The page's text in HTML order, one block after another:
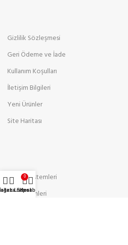
Gizlilik Sözleşmesi
Geri Ödeme ve İade
Kullanım Koşulları
İletişim Bilgileri
Yeni Ürünler
Site Haritası
Bariyer Sistemleri
Ses Sistemleri
Listesi
0
Sepet
Hesabım